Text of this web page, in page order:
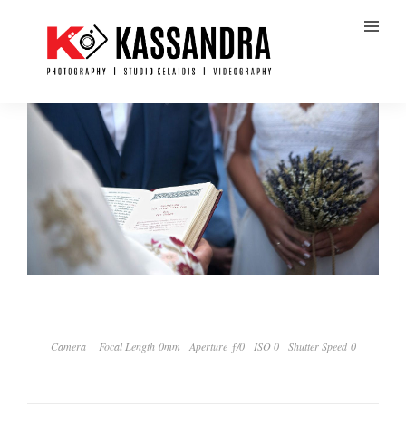
Camera Focal Length 0mm Aperture ƒ/0 ISO 0 Shutter Speed 0